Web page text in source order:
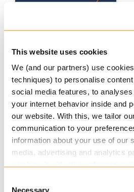
This website uses cookies
We (and our partners) use
techniques) to personalise
social media features, to
your internet behavior inside and
our website. With this, we tailor
communication to your
information about your use of our
media, advertising and analytics
services.
Necessary
PDE brochure
De sleutel tot een optimale